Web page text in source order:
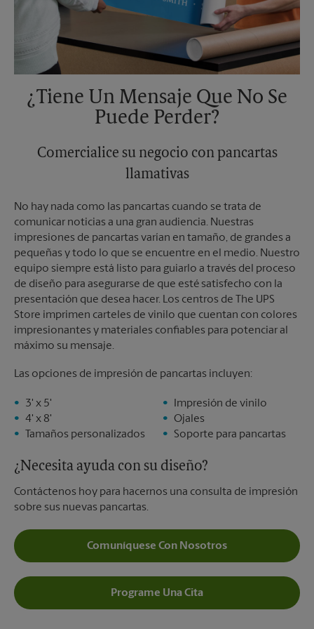
¿Tiene Un Mensaje Que No Se
Puede Perder?
Comercialice su negocio con pancartas
llamativas
No hay nada como las pancartas cuando se trata de
comunicar noticias a una gran audiencia. Nuestras
impresiones de pancartas varían en tamaño, de grandes a
pequeñas y todo lo que se encuentre en el medio. Nuestro
equipo siempre está listo para guiarlo a través del proceso
de diseño para asegurarse de que esté satisfecho con la
presentación que desea hacer. Los centros de The UPS
Store imprimen carteles de vinilo que cuentan con colores
impresionantes y materiales confiables para potenciar al
máximo su mensaje.
Las opciones de impresión de pancartas incluyen:
3' x 5'
4' x 8'
Tamaños personalizados
Impresión de vinilo
Ojales
Soporte para pancartas
¿Necesita ayuda con su diseño?
Contáctenos hoy para hacernos una consulta de impresión
sobre sus nuevas pancartas.
Comuníquese Con Nosotros
Programe Una Cita